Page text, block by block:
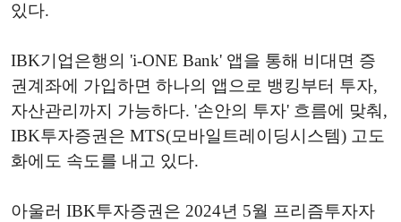
있다.
IBK기업은행의 'i-ONE Bank' 앱을 통해 비대면 증
권계좌에 가입하면 하나의 앱으로 뱅킹부터 투자,
자산관리까지 가능하다. '손안의 투자' 흐름에 맞춰,
IBK투자증권은 MTS(모바일트레이딩시스템) 고도
화에도 속도를 내고 있다.
아울러 IBK투자증권은 2024년 5월 프리즘투자자